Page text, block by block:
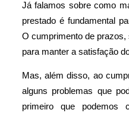
Já falamos sobre como
prestado é fundamental
O cumprimento de
para manter a satisfação
Mas, além disso, ao
alguns problemas que
primeiro que podemos